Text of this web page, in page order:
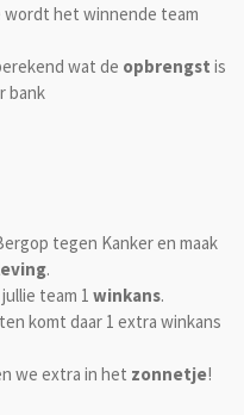
wordt het winnende team
wat de opbrengst is
bank
tegen Kanker en maak
.
team 1 winkans.
komt daar 1 extra winkans
we extra in het zonnetje!